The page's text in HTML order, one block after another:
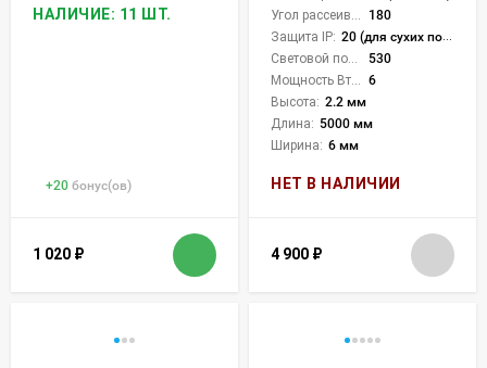
НАЛИЧИЕ: 11 ШТ.
+20 бонус(ов)
1 020 ₽
180
Защита IP: 20 (для сухих пом.)
530
6
Высота: 2.2 мм
Длина: 5000 мм
Ширина: 6 мм
НЕТ В НАЛИЧИИ
4 900 ₽